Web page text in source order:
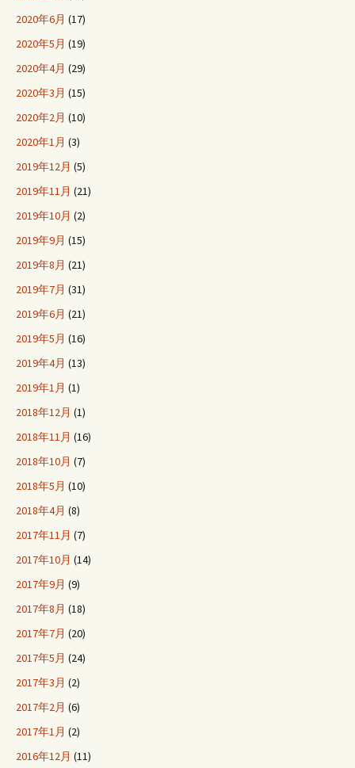
2020年6月 (17)
2020年5月 (19)
2020年4月 (29)
2020年3月 (15)
2020年2月 (10)
2020年1月 (3)
2019年12月 (5)
2019年11月 (21)
2019年10月 (2)
2019年9月 (15)
2019年8月 (21)
2019年7月 (31)
2019年6月 (21)
2019年5月 (16)
2019年4月 (13)
2019年1月 (1)
2018年12月 (1)
2018年11月 (16)
2018年10月 (7)
2018年5月 (10)
2018年4月 (8)
2017年11月 (7)
2017年10月 (14)
2017年9月 (9)
2017年8月 (18)
2017年7月 (20)
2017年5月 (24)
2017年3月 (2)
2017年2月 (6)
2017年1月 (2)
2016年12月 (11)